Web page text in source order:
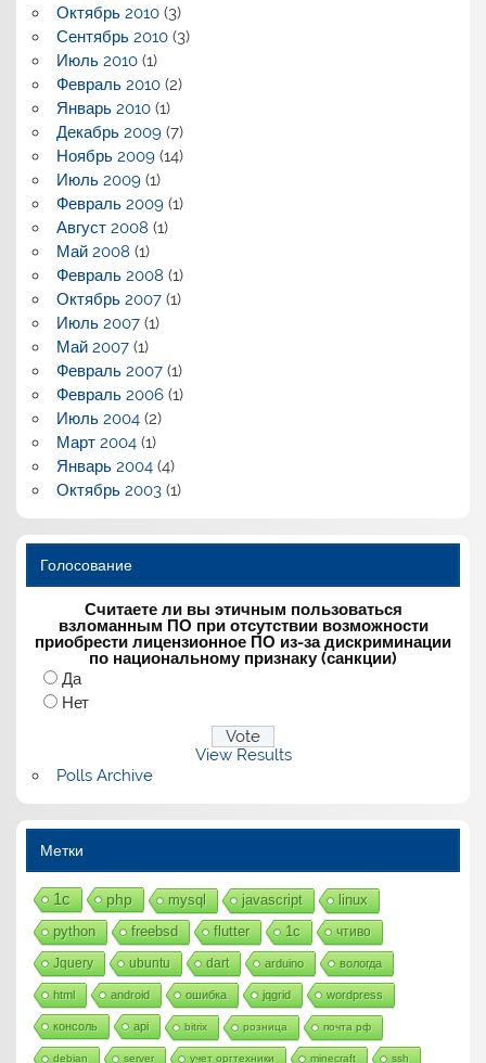
Октябрь 2010(3)
Сентябрь 2010(3)
Июль 2010(1)
Февраль 2010(2)
Январь 2010(1)
Декабрь 2009(7)
Ноябрь 2009(14)
Июль 2009(1)
Февраль 2009(1)
Август 2008 (1)
Май 2008 (1)
Февраль 2008 (1)
Октябрь 2007(1)
Июль 2007(1)
Май 2007(1)
Февраль 2007(1)
Февраль 2006(1)
Июль 2004(2)
Март 2004(1)
Январь 2004(4)
Октябрь 2003(1)
Голосование
Считаете ли вы этичным пользоваться
взломанным ПО при отсутствии возможности
приобрести лицензионное ПО из-за дискриминации
по национальному признаку (санкции)
Да
Нет
View Results
Polls Archive
Метки
1с php mysql javascript linux
python freebsd flutter 1c чтиво
Jquery ubuntu dart arduino вологда
html android ошибка jqgrid wordpress
консоль api bitrix розница почта рф
debian server учет оргтехники minecraft ssh